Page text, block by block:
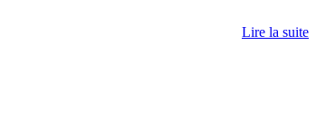
Lire la suite